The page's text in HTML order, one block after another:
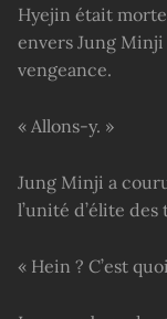
Hyejin était
envers Jung Minji
vengeance.
« Allons-y. »
Jung Minji a
l’unité d’élite
« Hein ? C’est